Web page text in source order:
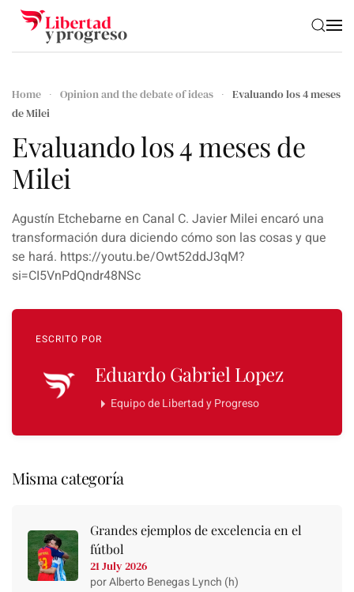
Skip to main content
Home Opinion and the debate of ideas
Evaluando los 4 meses
de Milei
Evaluando los 4 meses de
Milei
Agustín Etchebarne en Canal C. Javier Milei encaró una
transformación dura diciendo cómo son las cosas y que
se hará. https://youtu.be/Owt52ddJ3qM?
si=CI5VnPdQndr48NSc
ESCRITO POR
Eduardo Gabriel Lopez
Equipo de Libertad y Progreso
Misma categoría
Grandes ejemplos de excelencia en el
fútbol
21 July 2026
por Alberto Benegas Lynch (h)